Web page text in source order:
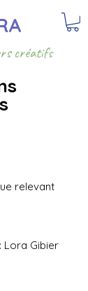
créatifs
relevant
Lora Gibier